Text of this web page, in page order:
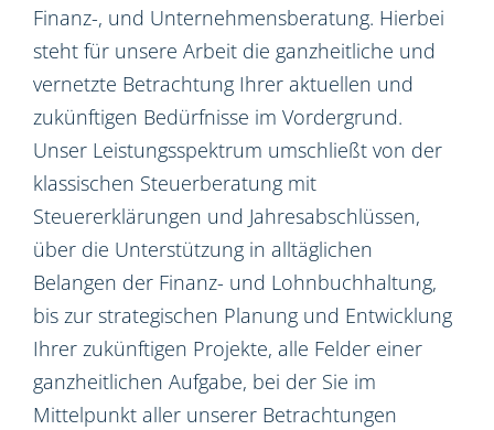
Finanz-, und Unternehmensberatung. Hierbei
steht für unsere Arbeit die ganzheitliche und
vernetzte Betrachtung Ihrer aktuellen und
zukünftigen Bedürfnisse im Vordergrund.
Unser Leistungsspektrum umschließt von der
klassischen Steuerberatung mit
Steuererklärungen und Jahresabschlüssen,
über die Unterstützung in alltäglichen
Belangen der Finanz- und Lohnbuchhaltung,
bis zur strategischen Planung und Entwicklung
Ihrer zukünftigen Projekte, alle Felder einer
ganzheitlichen Aufgabe, bei der Sie im
Mittelpunkt aller unserer Betrachtungen